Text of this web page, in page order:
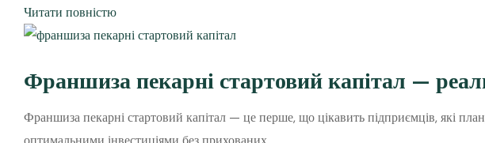
Читати повністю
Франшиза пекарні стартовий капітал —
Франшиза пекарні стартовий капітал — це перше, що цікавить підприємців, які